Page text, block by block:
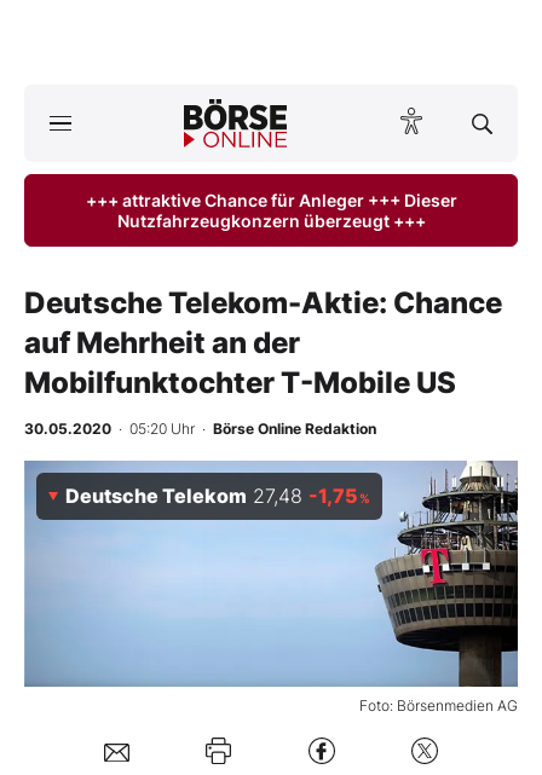
ktuelle Ausgabe BÖRSE ONLINE lesen
Finanz-Check
BO-Musterdepots
Experten
Folgen Sie uns
+++ attraktive Chance für Anleger +++ Dieser
Nutzfahrzeugkonzern überzeugt +++
Deutsche Telekom-Aktie: Chance
auf Mehrheit an der
Mobilfunktochter T-Mobile US
30.05.2020 · 05:20 Uhr · Börse Online Redaktion
Foto: Börsenmedien AG
Deutsche Telekom 27,48 -1,75 %